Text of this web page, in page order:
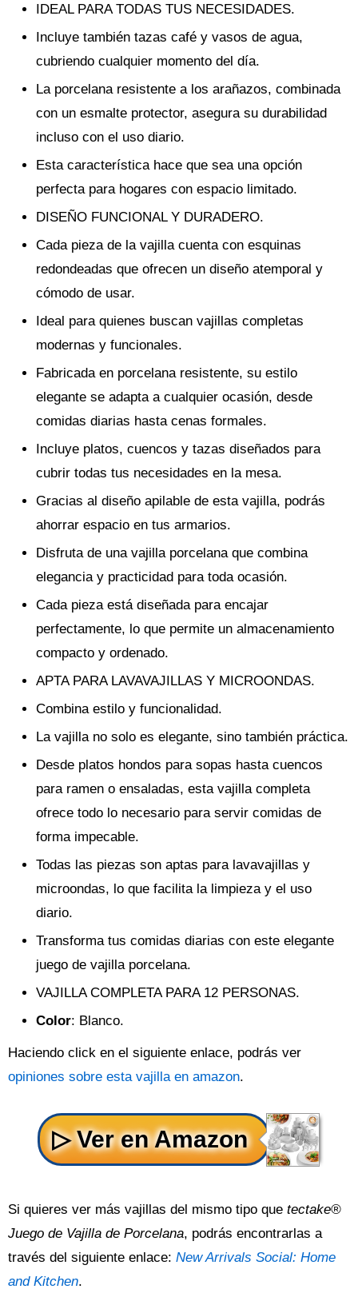
IDEAL PARA TODAS TUS NECESIDADES.
Incluye también tazas café y vasos de agua,
cubriendo cualquier momento del día.
La porcelana resistente a los arañazos, combinada
con un esmalte protector, asegura su durabilidad
incluso con el uso diario.
Esta característica hace que sea una opción
perfecta para hogares con espacio limitado.
DISEÑO FUNCIONAL Y DURADERO.
Cada pieza de la vajilla cuenta con esquinas
redondeadas que ofrecen un diseño atemporal y
cómodo de usar.
Ideal para quienes buscan vajillas completas
modernas y funcionales.
Fabricada en porcelana resistente, su estilo
elegante se adapta a cualquier ocasión, desde
comidas diarias hasta cenas formales.
Incluye platos, cuencos y tazas diseñados para
cubrir todas tus necesidades en la mesa.
Gracias al diseño apilable de esta vajilla, podrás
ahorrar espacio en tus armarios.
Disfruta de una vajilla porcelana que combina
elegancia y practicidad para toda ocasión.
Cada pieza está diseñada para encajar
perfectamente, lo que permite un almacenamiento
compacto y ordenado.
APTA PARA LAVAVAJILLAS Y MICROONDAS.
Combina estilo y funcionalidad.
La vajilla no solo es elegante, sino también práctica.
Desde platos hondos para sopas hasta cuencos
para ramen o ensaladas, esta vajilla completa
ofrece todo lo necesario para servir comidas de
forma impecable.
Todas las piezas son aptas para lavavajillas y
microondas, lo que facilita la limpieza y el uso
diario.
Transforma tus comidas diarias con este elegante
juego de vajilla porcelana.
VAJILLA COMPLETA PARA 12 PERSONAS.
Color: Blanco.
Haciendo click en el siguiente enlace, podrás ver
opiniones sobre esta vajilla en amazon.
Si quieres ver más vajillas del mismo tipo que tectake®
Juego de Vajilla de Porcelana, podrás encontrarlas a
través del siguiente enlace: New Arrivals Social: Home
and Kitchen.